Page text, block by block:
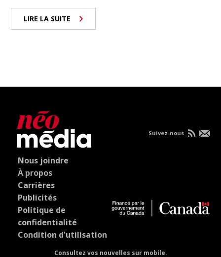
LIRE LA SUITE
Nous joindre
À propos
Carrières
Publicités
Politique de
confidentialité
Condition d'utilisation
Consultez vos nouvelles sur mobile.
Suivez-nous